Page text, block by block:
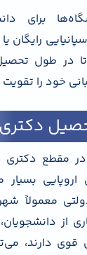
برای
رایگان
تا در طول
خود را
دکتری
مقطع دکتری
معمولاً
از
دارند،